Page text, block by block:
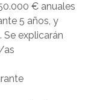
€ anuales
5 años, y
Se explicarán
as